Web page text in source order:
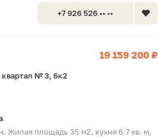
+7 926 526 •• ••
19 159 200 ₽
№ 3, 6к2
Жилая площадь 35 м2, кухня 6.7 кв. м,